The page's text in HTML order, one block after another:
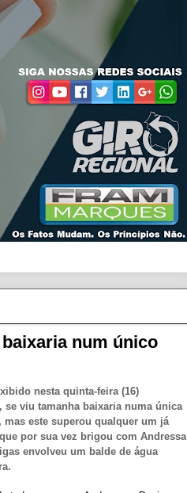
baixaria num único
nesta quinta-feira (16)
viu tamanha baixaria numa única
este superou qualquer um já
por sua vez brigou com Andressa
envolveu um balde de água